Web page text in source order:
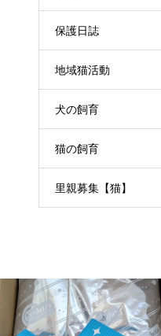
保護日誌
地域猫活動
犬の飼育
猫の飼育
里親募集【猫】